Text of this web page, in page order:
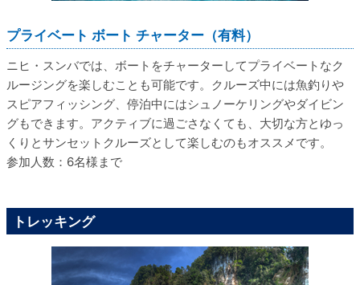
プライベート ボート チャーター（有料）
ニヒ・スンバでは、ボートをチャーターしてプライベートなク
ルージングを楽しむことも可能です。クルーズ中には魚釣りや
スピアフィッシング、停泊中にはシュノーケリングやダイビン
グもできます。アクティブに過ごさなくても、大切な方とゆっ
くりとサンセットクルーズとして楽しむのもオススメです。
参加人数：6名様まで
トレッキング